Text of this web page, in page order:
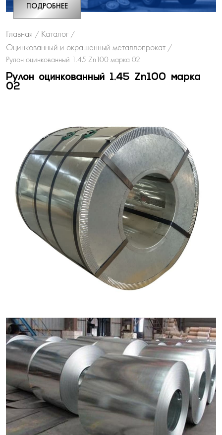
ПОДРОБНЕЕ
Главная / Каталог /
Оцинкованный и окрашенный металлопрокат /
Рулон оцинкованный 1.45 Zn100 марка 02
Рулон оцинкованный 1.45 Zn100 марка
02